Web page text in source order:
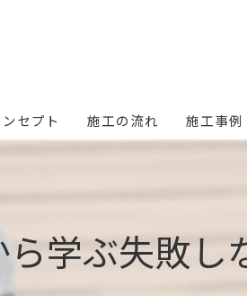
ンセプト 施工の流れ 施工事例
学ぶ失敗